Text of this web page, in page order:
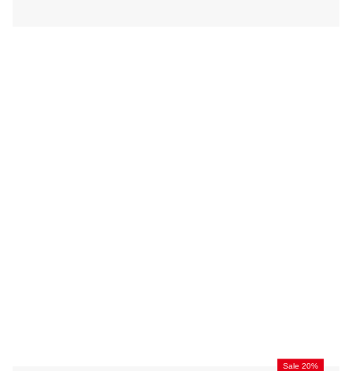
Sale 20%